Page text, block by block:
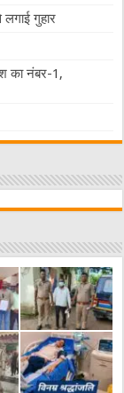
गुहार
का नंबर-1,